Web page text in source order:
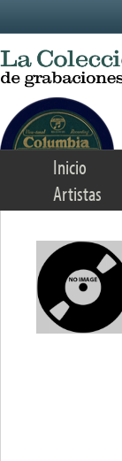
Inicio
Artistas